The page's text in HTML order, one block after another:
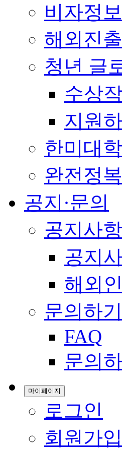
비자정
해외진
청년 글
수상
지원
한미대
완전정
공지·문의
공지사항
공지
해외
문의하
FAQ
문의
마이페이지
로그인
회원가입